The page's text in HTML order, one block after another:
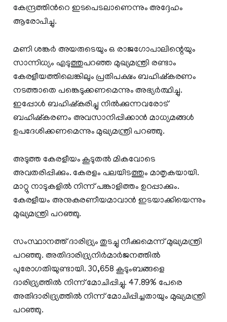
കേന്ദ്രത്തിന്‍റെ ഇടപെടലാണെന്നും അദ്ദേഹം
ആരോപിച്ചു.
മണി ശങ്കർ അയരുടെയും ഒ രാജഗോപാലിന്റെയും
സാന്നിധ്യം എടുത്തുപറഞ്ഞ മുഖ്യമന്ത്രി രണ്ടാം
കേരളീയത്തിലെങ്കിലും പ്രതിപക്ഷം ബഹിഷ്കരണം
നടത്താതെ പങ്കെടുക്കണമെന്നും അഭ്യർത്ഥിച്ചു.
ഇപ്പോൾ ബഹിഷ്കരിച്ചു നിൽക്കുന്നവരോട്
ബഹിഷ്കരണം അവസാനിപ്പിക്കാൻ മാധ്യമങ്ങൾ
ഉപദേശിക്കണമെന്നും മുഖ്യമന്ത്രി പറഞ്ഞു.
അടുത്ത കേരളീയം കൂടുതൽ മികവോടെ
അവതരിപ്പിക്കും. കേരളം പലയിടത്തും മാതൃകയായി.
മാറ്റു നാടുകളിൽ നിന്ന് പങ്കാളിത്തം ഉറപ്പാക്കും.
കേരളീയം അനുകരണീയമാവാൻ ഇടയാക്കിയെന്നും
മുഖ്യമന്ത്രി പറഞ്ഞു.
സംസ്ഥാനത്ത് ദാരിദ്ര്യം തുടച്ചു നീക്കുമെന്ന് മുഖ്യമന്ത്രി
പറഞ്ഞു. അതിദാരിദ്ര്യനിർമാർജനത്തിൽ
പുരോഗതിയുണ്ടായി. 30,658 കൂടുംബങ്ങളെ
ദാരിദ്ര്യത്തിൽ നിന്ന് മോചിപ്പിച്ചു. 47.89% പേരെ
അതിദാരിദ്ര്യത്തിൽ നിന്ന് മോചിപ്പിച്ചതായും മുഖ്യമന്ത്രി
പറഞ്ഞു.